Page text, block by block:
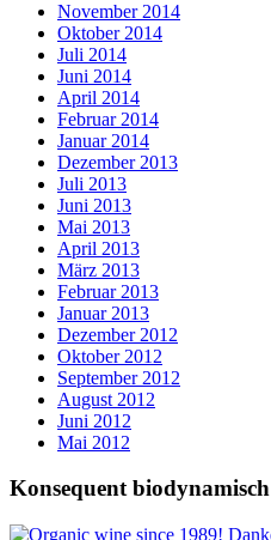
November 2014
Oktober 2014
Juli 2014
Juni 2014
April 2014
Februar 2014
Januar 2014
Dezember 2013
Juli 2013
Juni 2013
Mai 2013
April 2013
März 2013
Februar 2013
Januar 2013
Dezember 2012
Oktober 2012
September 2012
August 2012
Juni 2012
Mai 2012
Konsequent biodynamisch